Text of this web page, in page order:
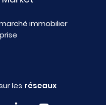
immobilier
les réseaux